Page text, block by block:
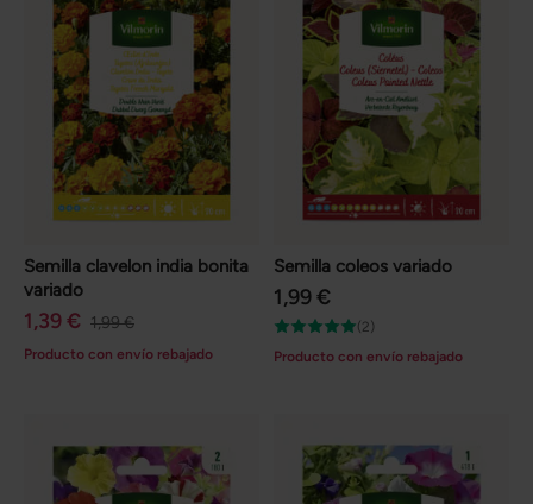
Semilla clavelon india bonita
variado
1,39 € 1,99 €
Producto con envío rebajado
Semilla coleos variado
1,99 €
(2)
Producto con envío rebajado